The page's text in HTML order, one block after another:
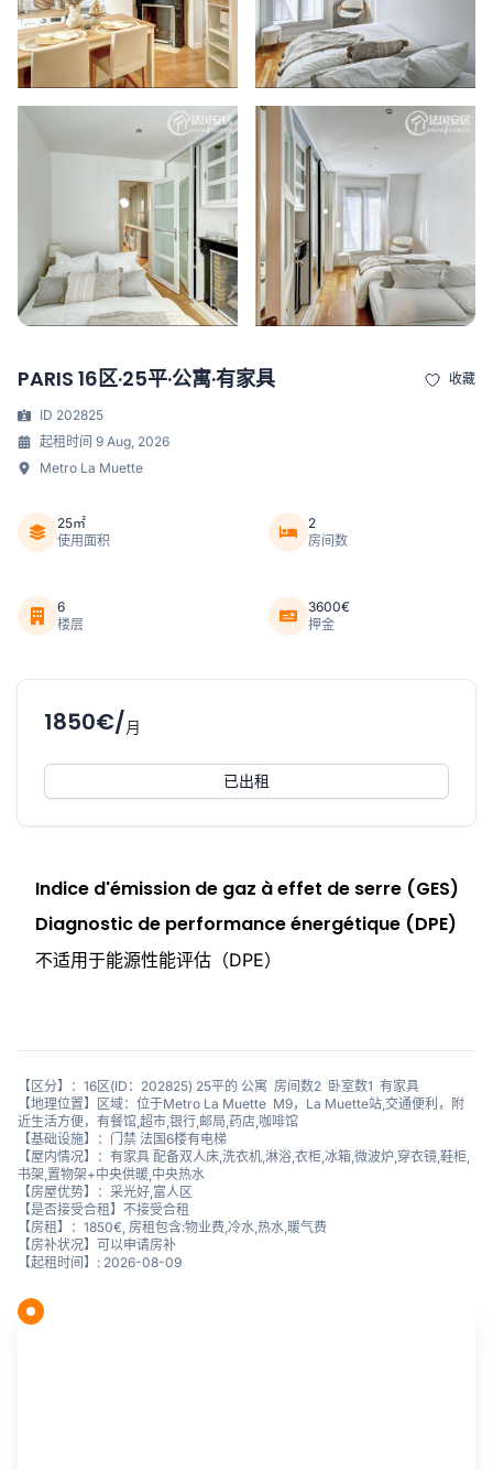
PARIS 16区·25平·公寓·有家具 收藏
ID 202825
起租时间 9 Aug, 2026
Metro La Muette
25㎡
使用面积
2
房间数
6
楼层
3600€
押金
1850€/月
已出租
Indice d'émission de gaz à effet de serre (GES)
Diagnostic de performance énergétique (DPE)
不适用于能源性能评估（DPE）
【区分】：16区(ID：202825) 25平的 公寓 房间数2 卧室数1 有家具
【地理位置】区域：位于Metro La Muette M9，La Muette站,交通便利，附
近生活方便，有餐馆,超市,银行,邮局,药店,咖啡馆
【基础设施】：门禁 法国6楼有电梯
【屋内情况】：有家具 配备双人床,洗衣机,淋浴,衣柜,冰箱,微波炉,穿衣镜,鞋柜,
书架,置物架+中央供暖,中央热水
【房屋优势】：采光好,富人区
【是否接受合租】不接受合租
【房租】：1850€, 房租包含:物业费,冷水,热水,暖气费
【房补状况】可以申请房补
【起租时间】: 2026-08-09